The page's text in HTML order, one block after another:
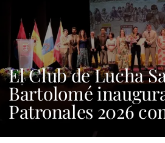
El Club de Lucha
Bartolomé
Patronales 2026
cargado de